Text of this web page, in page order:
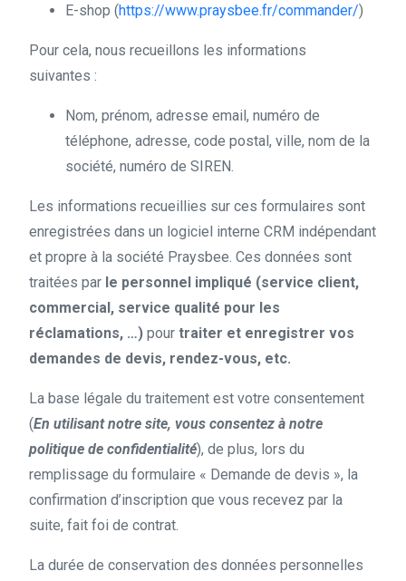
E-shop (https://www.praysbee.fr/commander/)
Pour cela, nous recueillons les informations
suivantes :
Nom, prénom, adresse email, numéro de
téléphone, adresse, code postal, ville, nom de la
société, numéro de SIREN.
Les informations recueillies sur ces formulaires sont
enregistrées dans un logiciel interne CRM indépendant
et propre à la société Praysbee. Ces données sont
traitées par le personnel impliqué (service client,
commercial, service qualité pour les
réclamations, …)pourtraiter et enregistrer vos
demandes de devis, rendez-vous, etc.
La base légale du traitement est votre consentement
(En utilisant notre site, vous consentez à notre
politique de confidentialité), de plus, lors du
remplissage du formulaire « Demande de devis », la
confirmation d’inscription que vous recevez par la
suite, fait foi de contrat.
La durée de conservation des données personnelles